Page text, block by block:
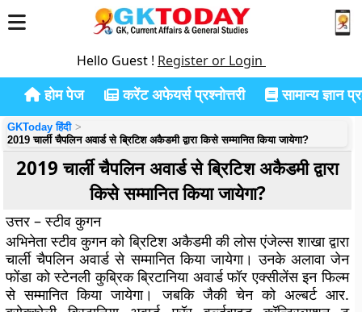
Hello Guest ! Register or Login
होम पेज करेंट अफेयर्स प्रश्नोत्तरी सामान्य ज्ञान
GKToday हिंदी
2019 चार्ली चैपलिन अवार्ड से ब्रिटिश अकैडमी द्वारा किसे सम्मानित किया जायेगा?
2019 चार्ली चैपलिन अवार्ड से ब्रिटिश अकैडमी द्वारा
किसे सम्मानित किया जायेगा?
उत्तर – स्टीव कुगन
अभिनेता स्टीव कुगन को ब्रिटिश अकैडमी की लोस एंजेल्स शाखा द्वारा
चार्ली चैपलिन अवार्ड से सम्मानित किया जायेगा। उनके अलावा जेन
फोंडा को स्टेनली कुब्रिक ब्रिटानिया अवार्ड फॉर एक्सीलेंस इन फिल्म
से सम्मानित किया जायेगा। जबकि जैकी चेन को अल्बर्ट आर.